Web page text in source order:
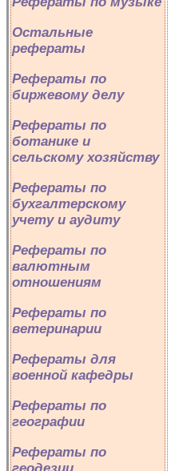
Остальные
рефераты
Рефераты по
биржевому делу
Рефераты по
ботанике и
сельскому хозяйству
Рефераты по
бухгалтерскому
учету и аудиту
Рефераты по
валютным
отношениям
Рефераты по
ветеринарии
Рефераты для
военной кафедры
Рефераты по
географии
Рефераты по